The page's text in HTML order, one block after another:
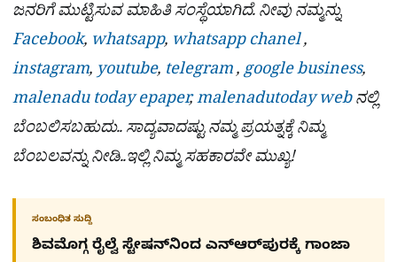
ಜನರಿಗೆ ಮುಟ್ಟಿಸುವ ಮಾಹಿತಿ ಸಂಸ್ಥೆಯಾಗಿದೆ. ನೀವು ನಮ್ಮನ್ನು
Facebook, whatsapp, whatsapp chanel,
instagram,youtube, telegram,google business,
malenadu today epaper,malenadutoday webನಲ್ಲಿ
ಬೆಂಬಲಿಸಬಹುದು.. ಸಾದ್ಯವಾದಷ್ಟು ನಮ್ಮ ಪ್ರಯತ್ನಕ್ಕೆ ನಿಮ್ಮ
ಬೆಂಬಲವನ್ನು ನೀಡಿ..ಇಲ್ಲಿ ನಿಮ್ಮ ಸಹಕಾರವೇ ಮುಖ್ಯ!
ಸಂಬಂಧಿತ ಸುದ್ದಿ
ಶಿವಮೊಗ್ಗ ರೈಲ್ವೆ ಸ್ಟೇಷನ್​​ನಿಂದ ಎನ್​ಆರ್​ಪುರಕ್ಕೆ ಗಾಂಜಾ